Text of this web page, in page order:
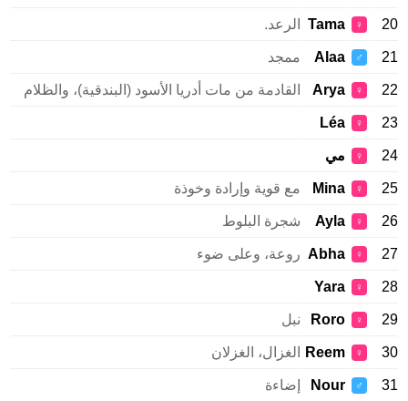
♀
Tama الرعد.
♂
Alaa ممجد
♀
Arya القادمة من مات أدريا الأسود (البندقية)، والظلام
♀
Léa
♀ مي
♀
Mina مع قوية وإرادة وخوذة
♀
Ayla شجرة البلوط
♀
Abha روعة، وعلى ضوء
♀
Yara
♀
Roro نبل
♀
Reem الغزال، الغزلان
♂
Nour إضاءة